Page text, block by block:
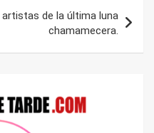
de la última luna
chamamecera.